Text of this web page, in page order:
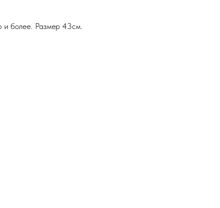
и более. Размер 43см.